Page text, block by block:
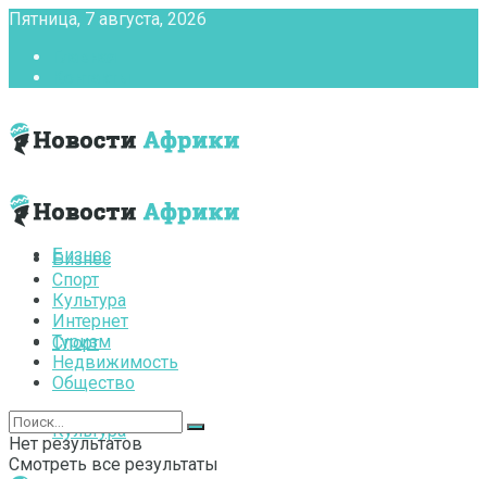
Пятница, 7 августа, 2026
Бизнес
Спорт
Культура
Бизнес
Спорт
Культура
Интернет
Туризм
Недвижимость
Общество
Нет результатов
Смотреть все результаты